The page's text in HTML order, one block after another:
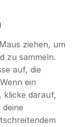
ziehen, um
zu sammeln.
auf, die
ein
klicke darauf,